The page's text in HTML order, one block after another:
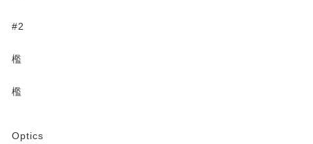
#2
檻
檻
Optics